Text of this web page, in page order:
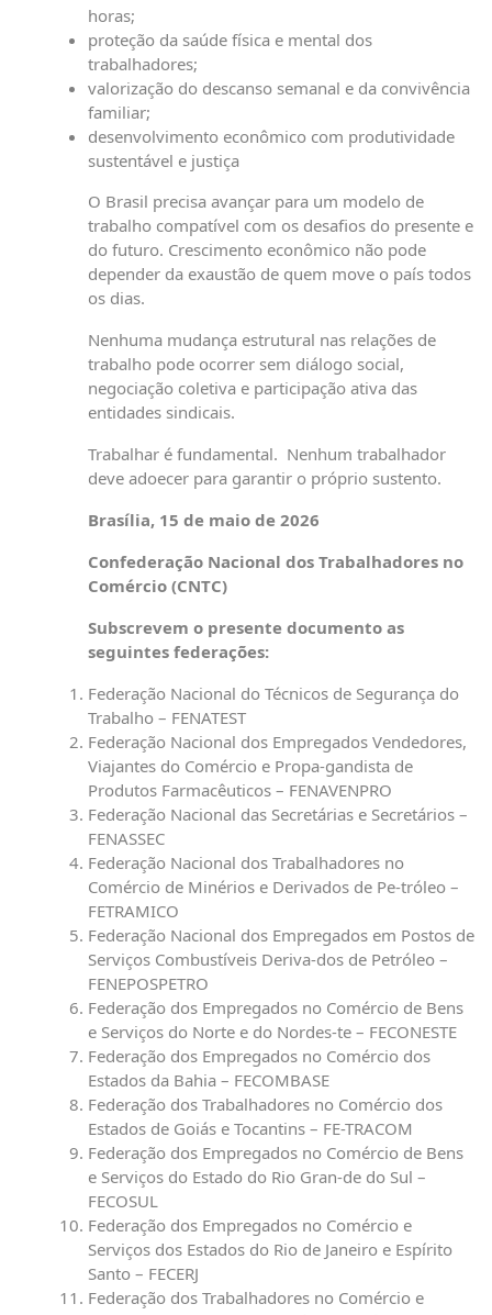
horas;
proteção da saúde física e mental dos
trabalhadores;
valorização do descanso semanal e da convivência
familiar;
desenvolvimento econômico com produtividade
sustentável e justiça
O Brasil precisa avançar para um modelo de
trabalho compatível com os desafios do presente e
do futuro. Crescimento econômico não pode
depender da exaustão de quem move o país todos
os dias.
Nenhuma mudança estrutural nas relações de
trabalho pode ocorrer sem diálogo social,
negociação coletiva e participação ativa das
entidades sindicais.
Trabalhar é fundamental. Nenhum trabalhador
deve adoecer para garantir o próprio sustento.
Brasília, 15 de maio de 2026
Confederação Nacional dos Trabalhadores no
Comércio (CNTC)
Subscrevem o presente documento as
seguintes federações:
Federação Nacional do Técnicos de Segurança do
Trabalho – FENATEST
Federação Nacional dos Empregados Vendedores,
Viajantes do Comércio e Propa-gandista de
Produtos Farmacêuticos – FENAVENPRO
Federação Nacional das Secretárias e Secretários –
FENASSEC
Federação Nacional dos Trabalhadores no
Comércio de Minérios e Derivados de Pe-tróleo –
FETRAMICO
Federação Nacional dos Empregados em Postos de
Serviços Combustíveis Deriva-dos de Petróleo –
FENEPOSPETRO
Federação dos Empregados no Comércio de Bens
e Serviços do Norte e do Nordes-te – FECONESTE
Federação dos Empregados no Comércio dos
Estados da Bahia – FECOMBASE
Federação dos Trabalhadores no Comércio dos
Estados de Goiás e Tocantins – FE-TRACOM
Federação dos Empregados no Comércio de Bens
e Serviços do Estado do Rio Gran-de do Sul –
FECOSUL
Federação dos Empregados no Comércio e
Serviços dos Estados do Rio de Janeiro e Espírito
Santo – FECERJ
Federação dos Trabalhadores no Comércio e